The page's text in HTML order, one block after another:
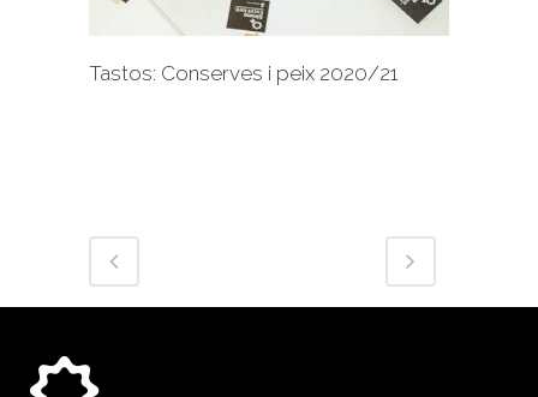
Tastos: Conserves i peix 2020/21